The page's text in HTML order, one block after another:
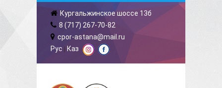
Кургальжинское шоссе 13б
8 (717) 267-70-82
cpor-astana@mail.ru
Рус | Каз